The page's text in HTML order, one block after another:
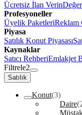
Ücretsiz İlan Verin
Profesyoneller
Üyelik PaketleriReklam
Piyasa
Satılık Konut Piyasası
Kaynaklar
Satıcı RehberiEmlakjet
Filtrele2
Satılık
Konut(3)
Daire